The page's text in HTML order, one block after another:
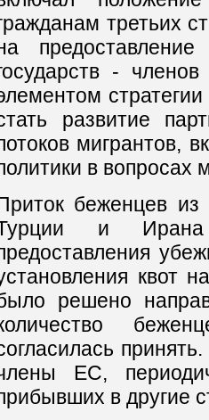
третьих
-
развитие
мигрантов,
в вопросах
беженцев
и Ирана
квот
решено
ЕС,
в другие